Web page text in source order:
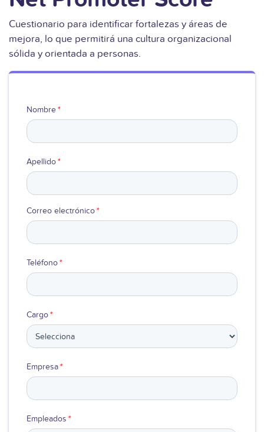
Ver video
Cuestionario para identificar fortalezas y áreas de
mejora, lo que permitirá una cultura organizacional
sólida y orientada a personas.
Nombre*
Apellido*
Correo electrónico*
Teléfono*
Cargo*
Empresa*
Empleados *